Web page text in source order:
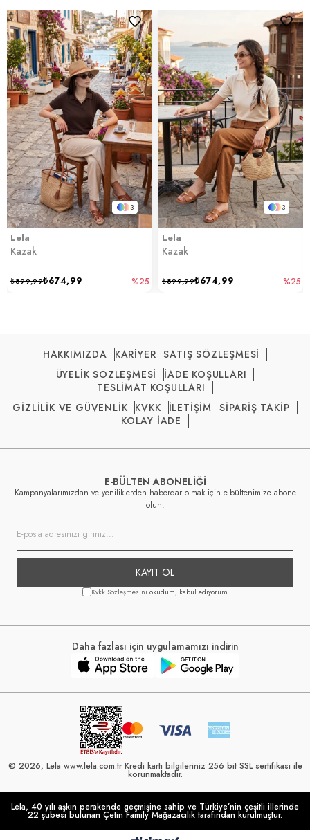
3
Lela
Kazak
₺674,99
₺899,99 %25
3
Lela
Kazak
₺674,99
₺899,99 %25
HAKKIMIZDA KARİYER SATIŞ SÖZLEŞMESİ
ÜYELİK SÖZLEŞMESİ
İADE KOŞULLARI
TESLİMAT KOŞULLARI
GİZLİLİK VE GÜVENLİK KVKK İLETİŞİM
SİPARİŞ TAKİP
KOLAY İADE
E-BÜLTEN ABONELİĞİ
Kampanyalarımızdan ve yeniliklerden haberdar olmak için e-bültenimize abone
olun!
KAYIT OL
Kvkk Sözleşmesini okudum, kabul ediyorum
Daha fazlası için uygulamamızı indirin
© 2026, Lela www.lela.com.tr Kredi kartı bilgileriniz 256 bit SSL sertifikası ile
korunmaktadır.
Lela, 40 yılı aşkın perakende geçmişine sahip ve Türkiye’nin çeşitli illerinde
22 şubesi bulunan Çetin Family Mağazacılık tarafından kurulmuştur.